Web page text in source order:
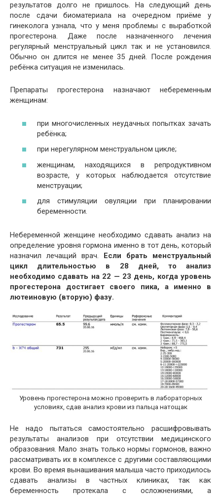
результатов долго не пришлось. На следующий день
после сдачи биоматериала на очередном приёме у
гинеколога узнала, что у меня проблемы с выработкой
прогестерона. Даже после назначенного лечения
регулярный менструальный цикл так и не установился.
Обычно он длится не менее 35 дней. После рождения
ребёнка ситуация не изменилась.
Препараты прогестерона назначают небеременным
женщинам:
при многочисленных неудачных попытках зачать
ребёнка;
при нерегулярном менструальном цикле;
женщинам, находящихся в репродуктивном
возрасте, у которых наблюдается отсутствие
менструации;
для стимуляции овуляции при планировании
беременности.
Небеременной женщине необходимо сдавать анализ на
определение уровня гормона именно в тот день, который
назначил лечащий врач.
Если брать менструальный
цикл длительностью в 28 дней, то анализ
необходимо сдавать на 22 — 23 день, когда уровень
прогестерона достигает своего пика, а именно в
лютеиновую (вторую) фазу.
Уровень прогестерона можно проверить в лабораторных
условиях, сдав анализ крови из пальца натощак
Не надо пытаться самостоятельно расшифровывать
результаты анализов при отсутствии медицинского
образования. Мало знать только нормы гормонов, важно
рассматривать их в комплексе с другими составляющими
крови. Во время вынашивания малыша часто приходилось
сдавать анализы в частных клиниках, так как
беременность протекала с осложнениями, а